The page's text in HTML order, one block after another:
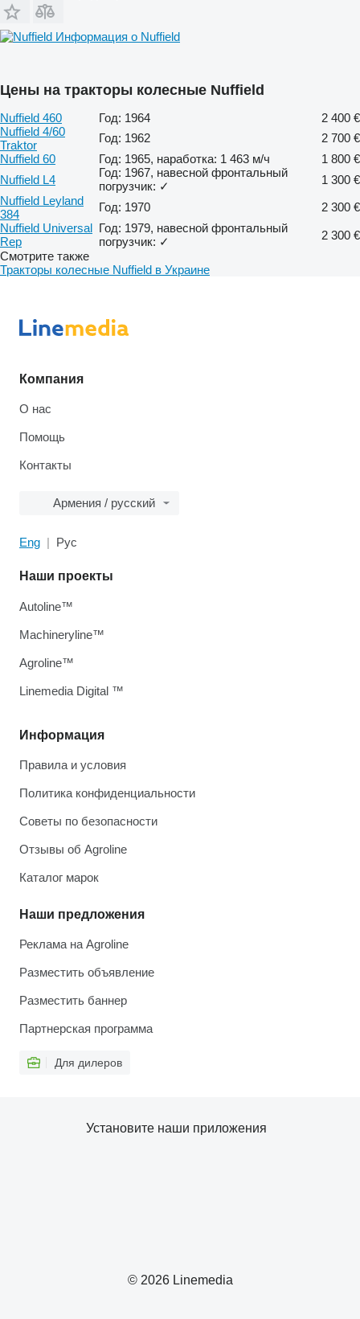
Информация о Nuffield
Цены на тракторы колесные Nuffield
Nuffield 460 Год: 1964
2 400 €
Nuffield 4/60
Traktor
Год: 1962
2 700 €
Nuffield 60
Год: 1965, наработка: 1 463 м/ч
1 800 €
Nuffield L4
Год: 1967, навесной фронтальный
погрузчик: ✓
1 300 €
Nuffield Leyland
384
Год: 1970
2 300 €
Nuffield Universal
Rep
Год: 1979, навесной фронтальный
погрузчик: ✓
2 300 €
Смотрите также
Тракторы колесные Nuffield в Украине
Компания
О нас
Помощь
Контакты
Армения / русский
Eng Рус
Информация
Правила и условия
Политика конфиденциальности
Советы по безопасности
Отзывы об Agroline
Каталог марок
Наши предложения
Реклама на Agroline
Разместить объявление
Разместить баннер
Партнерская программа
Для дилеров
Наши проекты
Autoline™
Machineryline™
Agroline™
Linemedia Digital ™
© 2026 Linemedia
Установите наши приложения